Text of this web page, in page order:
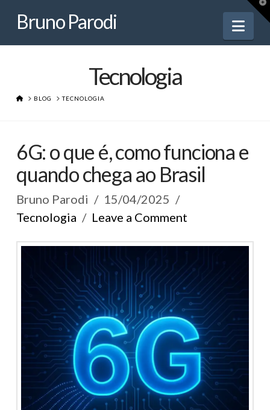
Bruno
Parodi
Bruno Parodi
Tecnologia
HOME
BLOG TECNOLOGIA
6G: o que é, como funciona e
quando chega ao Brasil
Bruno Parodi
15/04/2025
Tecnologia
Leave a Comment